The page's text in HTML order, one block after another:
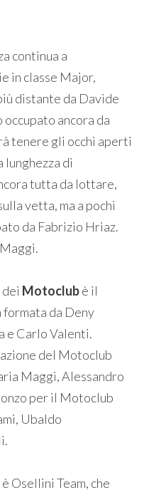
continua a
in classe Major,
distante da Davide
occupato ancora da
tenere gli occhi aperti
lunghezza di
tutta da lottare,
vetta, ma a pochi
da Fabrizio Hriaz.
Motoclubè il
formata da Deny
e Carlo Valenti.
del Motoclub
Maggi, Alessandro
per il Motoclub
Ubaldo
è Osellini Team, che